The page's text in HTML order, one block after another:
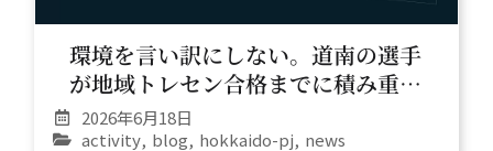
環境を言い訳にしない。道南の選手
が地域トレセン合格までに積み重ね
た3年間
2026年6月18日
activity, blog, hokkaido-pj, news